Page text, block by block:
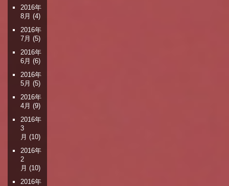
2016年
8月 (4)
2016年
7月 (5)
2016年
6月 (6)
2016年
5月 (5)
2016年
4月 (9)
2016年
3
月 (10)
2016年
2
月 (10)
2016年